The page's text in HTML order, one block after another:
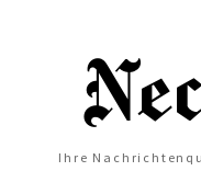
Ihre